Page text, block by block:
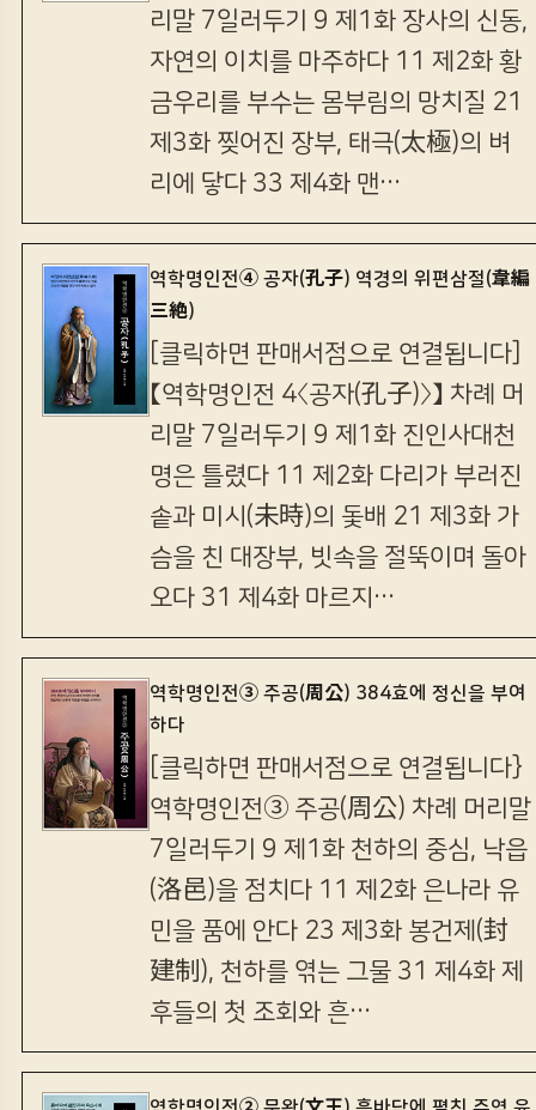
리말 7일러두기 9 제1화 장사의 신동,
자연의 이치를 마주하다 11 제2화 황
금우리를 부수는 몸부림의 망치질 21
제3화 찢어진 장부, 태극(太極)의 벼
리에 닿다 33 제4화 맨…
역학명인전④ 공자(孔子) 역경의 위편삼절(韋編
三絶)
[클릭하면 판매서점으로 연결됩니다]
【역학명인전 4〈공자(孔子)〉】 차례 머
리말 7일러두기 9 제1화 진인사대천
명은 틀렸다 11 제2화 다리가 부러진
솥과 미시(未時)의 돛배 21 제3화 가
슴을 친 대장부, 빗속을 절뚝이며 돌아
오다 31 제4화 마르지…
역학명인전③ 주공(周公) 384효에 정신을 부여
하다
[클릭하면 판매서점으로 연결됩니다}
역학명인전③ 주공(周公) 차례 머리말
7일러두기 9 제1화 천하의 중심, 낙읍
(洛邑)을 점치다 11 제2화 은나라 유
민을 품에 안다 23 제3화 봉건제(封
建制), 천하를 엮는 그물 31 제4화 제
후들의 첫 조회와 흔…